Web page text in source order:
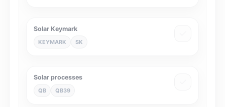
Solar Keymark
KEYMARK SK
Solar processes
QB QB39